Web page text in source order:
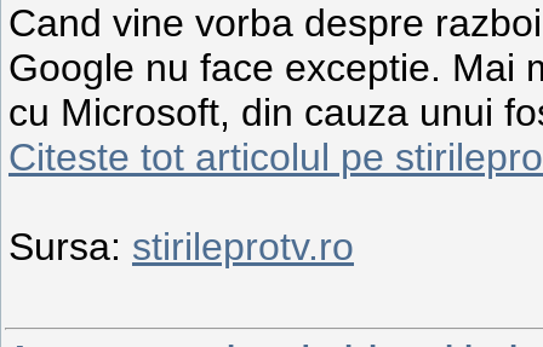
Cand vine vorba despre
Google nu face exceptie. Mai
cu Microsoft, din cauza unui
Citeste tot articolul pe
Sursa: stirileprotv.ro